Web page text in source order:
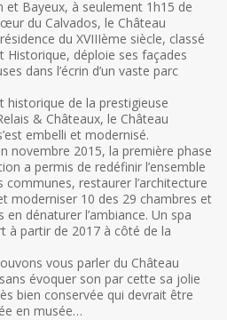
et Bayeux, à seulement 1h15 de
du Calvados, le Château
du XVIIIème siècle, classé
Historique, déploie ses façades
dans l’écrin d’un vaste parc
historique de la prestigieuse
& Châteaux, le Château
embelli et modernisé.
novembre 2015, la première phase
a permis de redéfinir l’ensemble
communes, restaurer l’architecture
moderniser 10 des 29 chambres et
en dénaturer l’ambiance. Un spa
à partir de 2017 à côté de la
vous parler du Château
sans évoquer son par cette sa jolie
bien conservée qui devrait être
en musée…